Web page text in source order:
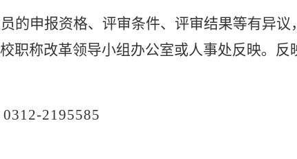
的申报资格、评审条件、评审结果等有异议
职称改革领导小组 办公室或人事处反映。反
0312-2195585